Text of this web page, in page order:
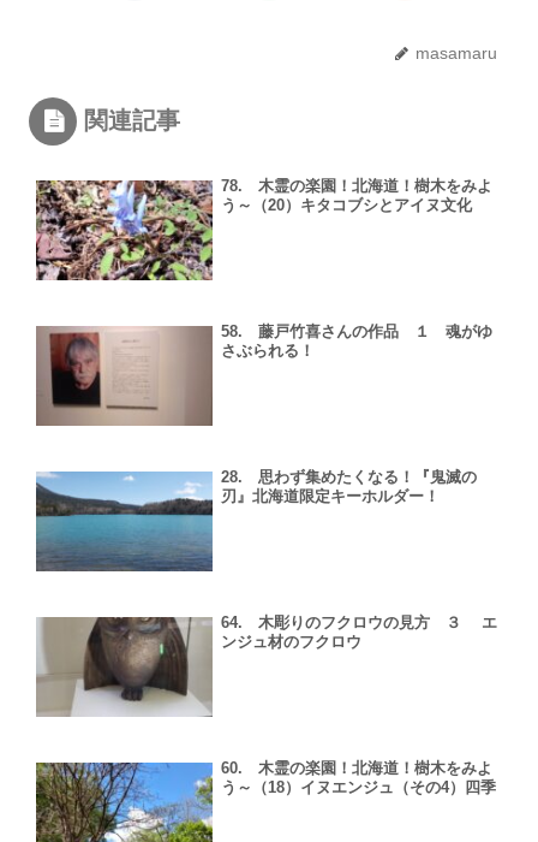
masamaru
関連記事
78. 木霊の楽園！北海道！樹木をみよ
う～（20）キタコブシとアイヌ文化
58. 藤戸竹喜さんの作品 １ 魂がゆ
さぶられる！
28. 思わず集めたくなる！『鬼滅の
刃』北海道限定キーホルダー！
64. 木彫りのフクロウの見方 ３ エ
ンジュ材のフクロウ
60. 木霊の楽園！北海道！樹木をみよ
う～（18）イヌエンジュ（その4）四季